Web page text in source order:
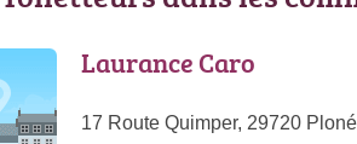
Laurance Caro
17 Route Quimper, 29720